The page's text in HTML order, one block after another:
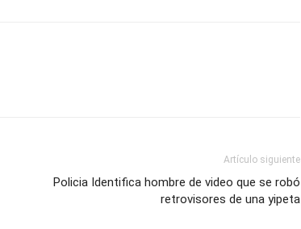
Artículo siguiente
Policia Identifica hombre de video que se robó
retrovisores de una yipeta